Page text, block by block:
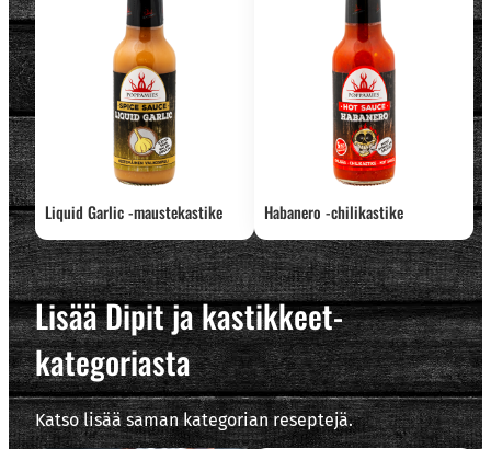
Liquid Garlic -maustekastike Habanero -chilikastike
Lisää Dipit ja kastikkeet-
kategoriasta
Katso lisää saman kategorian reseptejä.